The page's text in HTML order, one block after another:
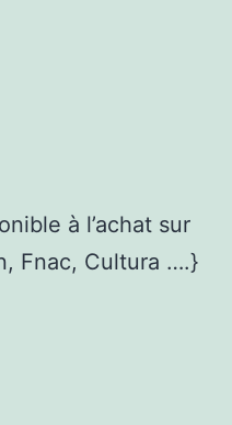
à l’achat sur
Fnac, Cultura ….}